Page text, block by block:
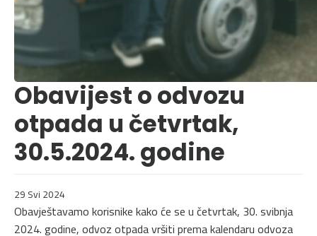
Obavijest o odvozu
otpada u četvrtak,
30.5.2024. godine
29 Svi 2024
Obavještavamo korisnike kako će se u četvrtak, 30. svibnja
2024. godine, odvoz otpada vršiti prema kalendaru odvoza